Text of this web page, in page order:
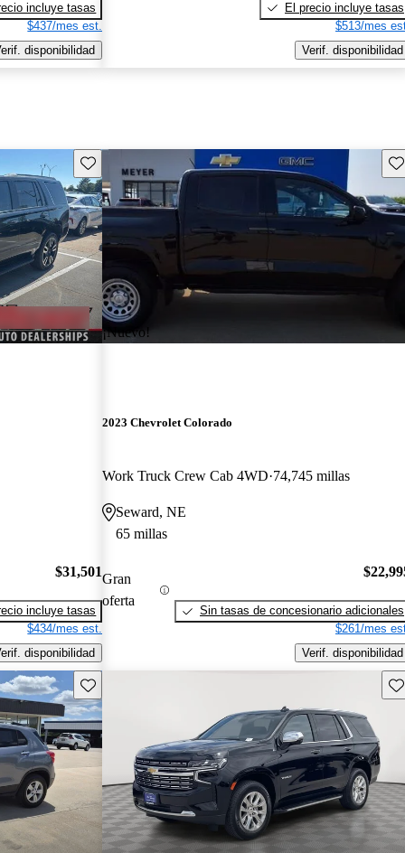
incluye tasas
$437/mes est.
disponibilidad
El precio incluye tasas
$513/mes
Verif. disponibilidad
Guarda este Aviso
$31,501
incluye tasas
$434/mes est.
disponibilidad
¡Nuevo!
2023 Chevrolet Colorado
Work Truck Crew Cab 4WD 74,745 millas
Seward, NE
65 millas
Gran
oferta
Sin tasas de concesionario adicionales
$261/mes
Verif. disponibilidad
Guarda este Aviso